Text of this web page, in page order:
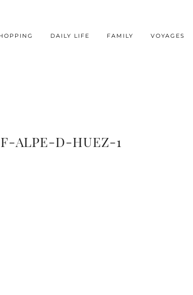
DAILY LIFE FAMILY VOYAGES
ALPE-D-HUEZ-1